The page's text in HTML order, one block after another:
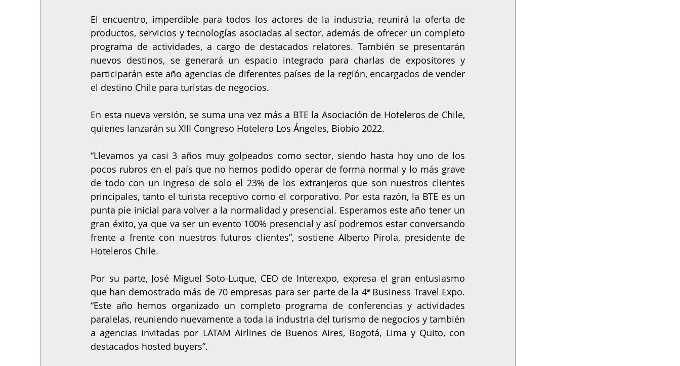
El encuentro, imperdible para todos los actores de la industria, reunirá la oferta de
productos, servicios y tecnologías asociadas al sector, además de ofrecer un completo
programa de actividades, a cargo de destacados relatores. También se presentarán
nuevos destinos, se generará un espacio integrado para charlas de expositores y
participarán este año agencias de diferentes países de la región, encargados de vender
el destino Chile para turistas de negocios.
En esta nueva versión, se suma una vez más a BTE la Asociación de Hoteleros de Chile,
quienes lanzarán su XIII Congreso Hotelero Los Ángeles, Biobío 2022.
“Llevamos ya casi 3 años muy golpeados como sector, siendo hasta hoy uno de los
pocos rubros en el país que no hemos podido operar de forma normal y lo más grave
de todo con un ingreso de solo el 23% de los extranjeros que son nuestros clientes
principales, tanto el turista receptivo como el corporativo. Por esta razón, la BTE es un
punta pie inicial para volver a la normalidad y presencial. Esperamos este año tener un
gran éxito, ya que va ser un evento 100% presencial y así podremos estar conversando
frente a frente con nuestros futuros clientes”, sostiene Alberto Pirola, presidente de
Hoteleros Chile.
Por su parte, José Miguel Soto-Luque, CEO de Interexpo, expresa el gran entusiasmo
que han demostrado más de 70 empresas para ser parte de la 4ª Business Travel Expo.
“Este año hemos organizado un completo programa de conferencias y actividades
paralelas, reuniendo nuevamente a toda la industria del turismo de negocios y también
a agencias invitadas por LATAM Airlines de Buenos Aires, Bogotá, Lima y Quito, con
destacados hosted buyers”.